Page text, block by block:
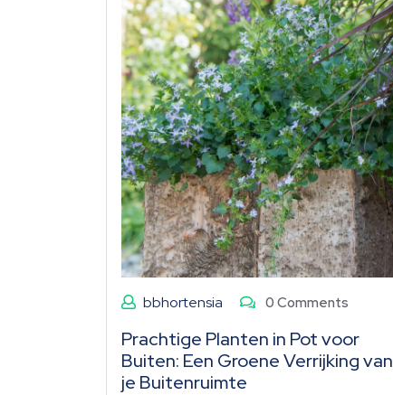
bbhortensia 0 Comments
Prachtige Planten in Pot voor
Buiten: Een Groene Verrijking van
je Buitenruimte